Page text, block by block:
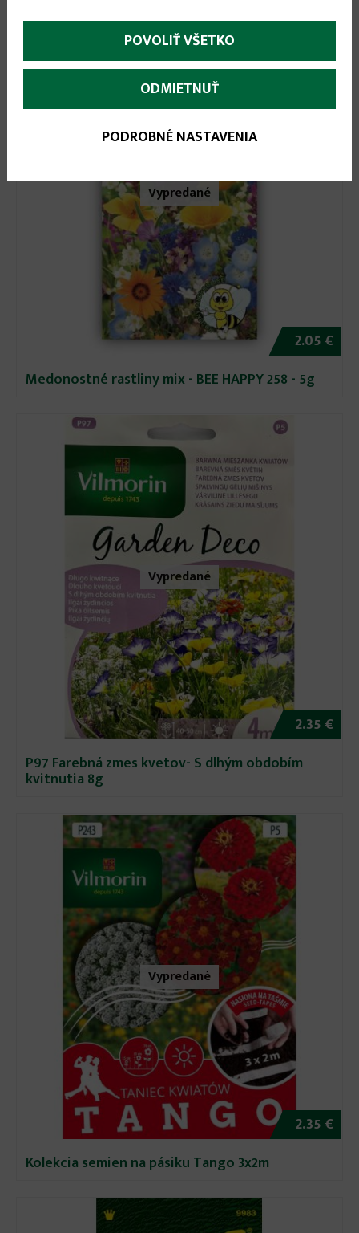
2.05 €
Vypredané
Medonostné rastliny mix - BEE HAPPY 258 - 5g
2.35 €
Vypredané
P97 Farebná zmes kvetov- S dlhým obdobím
kvitnutia 8g
2.35 €
Vypredané
Kolekcia semien na pásiku Tango 3x2m
POVOLIŤ VŠETKO
ODMIETNUŤ
PODROBNÉ NASTAVENIA